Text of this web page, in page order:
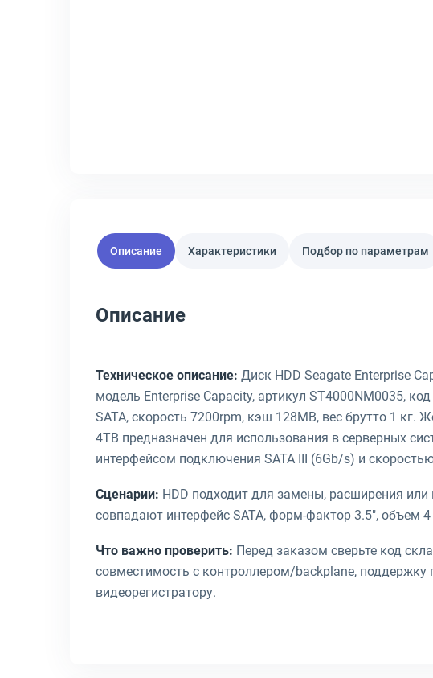
Описание Характеристики Подбор по параметрам
Описание
Техническое описание: Диск HDD Seagate Enterprise
модель Enterprise Capacity, артикул ST4000NM0035,
SATA, скорость 7200rpm, кэш 128MB, вес брутто 1
4TB предназначен для использования в серверных
интерфейсом подключения SATA III (6Gb/s) и
Сценарии: HDD подходит для замены, расширения
совпадают интерфейс SATA, форм-фактор 3.5", объем
Что важно проверить: Перед заказом сверьте код
совместимость с контроллером/backplane, поддержку
видеорегистратору.